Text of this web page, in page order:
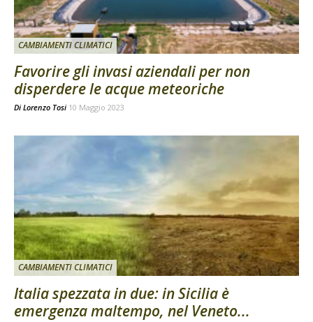
CAMBIAMENTI CLIMATICI
Favorire gli invasi aziendali per non
disperdere le acque meteoriche
Di Lorenzo Tosi 10 Maggio 2023
CAMBIAMENTI CLIMATICI
Italia spezzata in due: in Sicilia è
emergenza maltempo, nel Veneto...